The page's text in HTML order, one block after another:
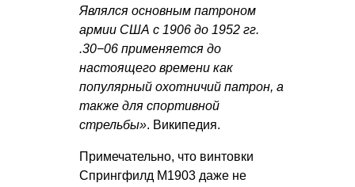
Являлся основным патроном
армии США с 1906 до 1952 гг.
.30−06 применяется до
настоящего времени как
популярный охотничий патрон, а
также для спортивной
стрельбы». Википедия.
Примечательно, что винтовки
Спрингфилд М1903 даже не